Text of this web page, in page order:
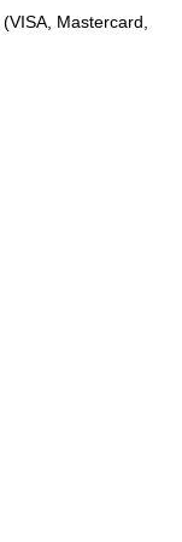
(VISA, Mastercard,